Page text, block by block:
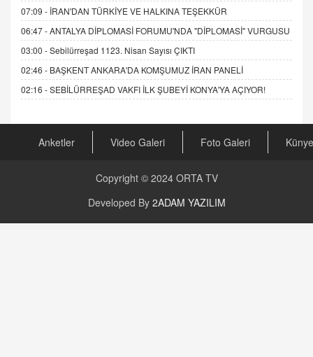
07:09 - İRAN'DAN TÜRKİYE VE HALKINA TEŞEKKÜR
06:47 -ANTALYA DİPLOMASİ FORUMU'NDA "DİPLOMASİ" VURGUSU
03:00 -Sebilürreşad 1123. Nisan Sayısı ÇIKTI
02:46 - BAŞKENT ANKARA'DA KOMŞUMUZ İRAN PANELİ
02:16 -SEBİLÜRREŞAD VAKFI İLK ŞUBEYİ KONYA'YA AÇIYOR!
Anketler Video Galeri Foto Galeri Künye
Copyright © 2024 ORTA TV
Developed By 2ADAM YAZILIM